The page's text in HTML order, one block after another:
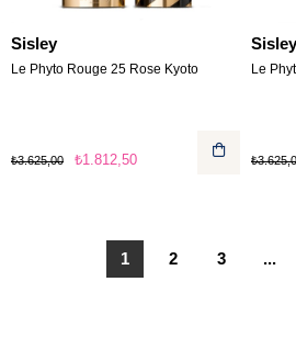
Sisley
Le Phyto Rouge 25 Rose Kyoto
₺1.812,50
₺3.625,00
Sisley
Le
1 2 3 ...